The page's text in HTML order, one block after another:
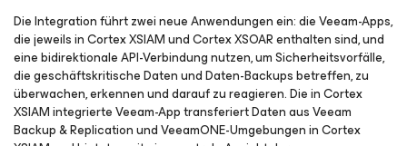
Die Integration führt zwei neue Anwendungen ein: die Veeam-Apps,
die jeweils in Cortex XSIAM und Cortex XSOAR enthalten sind, und
eine bidirektionale API-Verbindung nutzen, um Sicherheitsvorfälle,
die geschäftskritische Daten und Daten-Backups betreffen, zu
überwachen, erkennen und darauf zu reagieren. Die in Cortex
XSIAM integrierte Veeam-App transferiert Daten aus Veeam
Backup & Replication und VeeamONE-Umgebungen in Cortex